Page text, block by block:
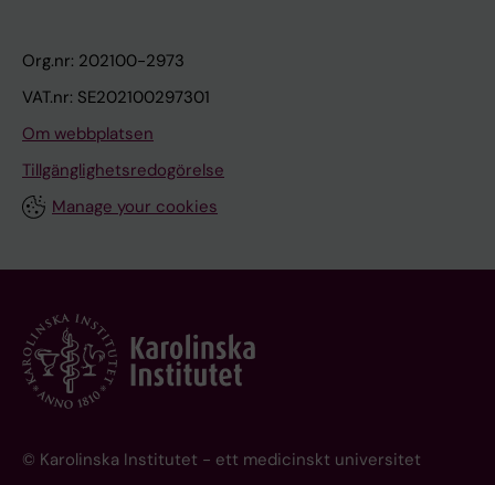
Org.nr: 202100-2973
VAT.nr: SE202100297301
Om webbplatsen
Tillgänglighetsredogörelse
Manage your cookies
© Karolinska Institutet - ett medicinskt universitet